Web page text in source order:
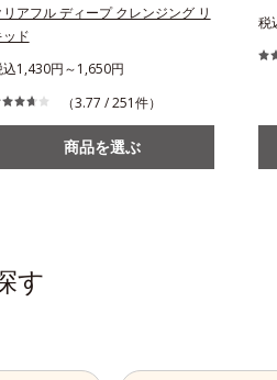
リアフル ディープ クレンジング リ
ッド
込1,430円～1,650円
（3.77 / 251件）
商品を選ぶ
税
す